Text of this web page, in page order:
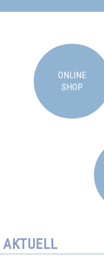
ONLINE
SHOP
AKTUELL